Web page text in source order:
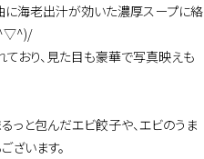
に海老出汁が効いた濃厚スープに絡
(^▽^)/
ており、見た目も豪華で写真映えも
っと包んだエビ餃子や、エビのうま
ざいます。